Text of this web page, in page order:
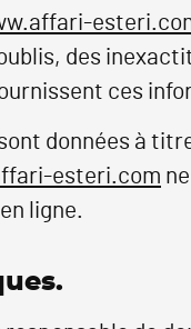
des
ces
données à
esteri.com
ligne.